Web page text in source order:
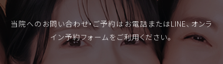
当院へのお問い合わせ・ご予約はお電話またはLINE、オンラ
イン予約フォームをご利用ください。